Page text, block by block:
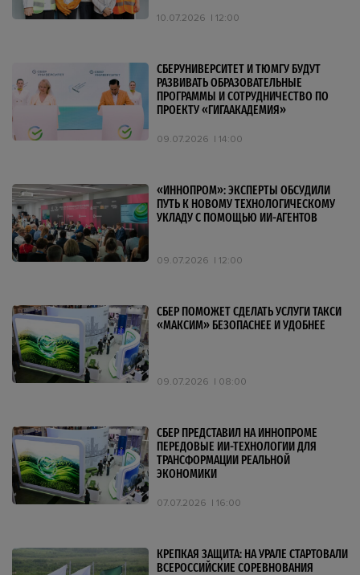
10.07.2026 12:00
СБЕРУНИВЕРСИТЕТ И ТЮМГУ БУДУТ
РАЗВИВАТЬ ОБРАЗОВАТЕЛЬНЫЕ
ПРОГРАММЫ И СОТРУДНИЧЕСТВО ПО
ПРОЕКТУ «ГИГААКАДЕМИЯ»
09.07.2026 14:00
«ИННОПРОМ»: ЭКСПЕРТЫ ОБСУДИЛИ
ПУТЬ К НОВОМУ ТЕХНОЛОГИЧЕСКОМУ
УКЛАДУ С ПОМОЩЬЮ ИИ-АГЕНТОВ
09.07.2026 12:00
СБЕР ПОМОЖЕТ СДЕЛАТЬ УСЛУГИ ТАКСИ
«МАКСИМ» БЕЗОПАСНЕЕ И УДОБНЕЕ
09.07.2026 08:00
СБЕР ПРЕДСТАВИЛ НА ИННОПРОМЕ
ПЕРЕДОВЫЕ ИИ-ТЕХНОЛОГИИ ДЛЯ
ТРАНСФОРМАЦИИ РЕАЛЬНОЙ
ЭКОНОМИКИ
07.07.2026 16:00
КРЕПКАЯ ЗАЩИТА: НА УРАЛЕ СТАРТОВАЛИ
ВСЕРОССИЙСКИЕ СОРЕВНОВАНИЯ